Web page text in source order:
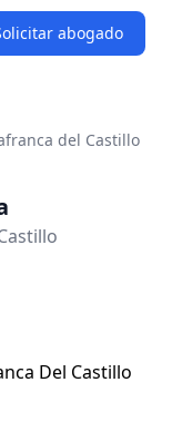
abogado
del Castillo
Del Castillo